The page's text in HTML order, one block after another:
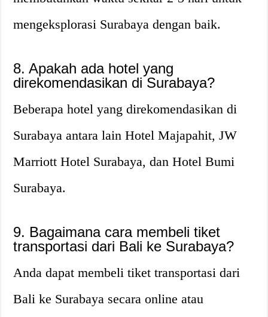
mengeksplorasi Surabaya dengan baik.
8. Apakah ada hotel yang
direkomendasikan di Surabaya?
Beberapa hotel yang direkomendasikan di
Surabaya antara lain Hotel Majapahit, JW
Marriott Hotel Surabaya, dan Hotel Bumi
Surabaya.
9. Bagaimana cara membeli tiket
transportasi dari Bali ke Surabaya?
Anda dapat membeli tiket transportasi dari
Bali ke Surabaya secara online atau